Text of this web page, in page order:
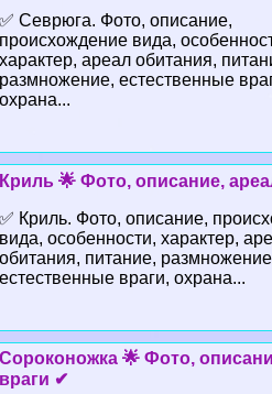
✅ Севрюга. Фото, описание,
происхождение вида,
хаpaктер, ареал обитания,
размножение, естественные
охрана...
Криль 🌟 Фото, описание,
✅ Криль. Фото, описание,
вида, особенности, хаpaктер,
обитания, питание,
естественные враги, охрана...
Сороконожка 🌟 Фото,
враги ✔